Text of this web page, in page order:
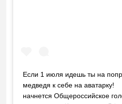
Если 1 июля идешь ты на
медведя к себе на
начнется Общероссийское